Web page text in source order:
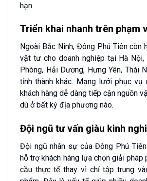
hạn.
Triển khai nhanh trên phạm
Ngoài Bắc Ninh, Đông Phú Tiên còn
vật tư cho doanh nghiệp tại Hà Nội,
Phòng, Hải Dương, Hưng Yên, Thái
tỉnh thành khác. Mạng lưới phục vụ
khách hàng dễ dàng tiếp cận nguồn
dù ở bất kỳ địa phương nào.
Đội ngũ tư vấn giàu kinh
Đội ngũ nhân sự của Đông Phú
hỗ trợ khách hàng lựa chọn giải pháp
cầu thực tế thay vì chỉ tập trung